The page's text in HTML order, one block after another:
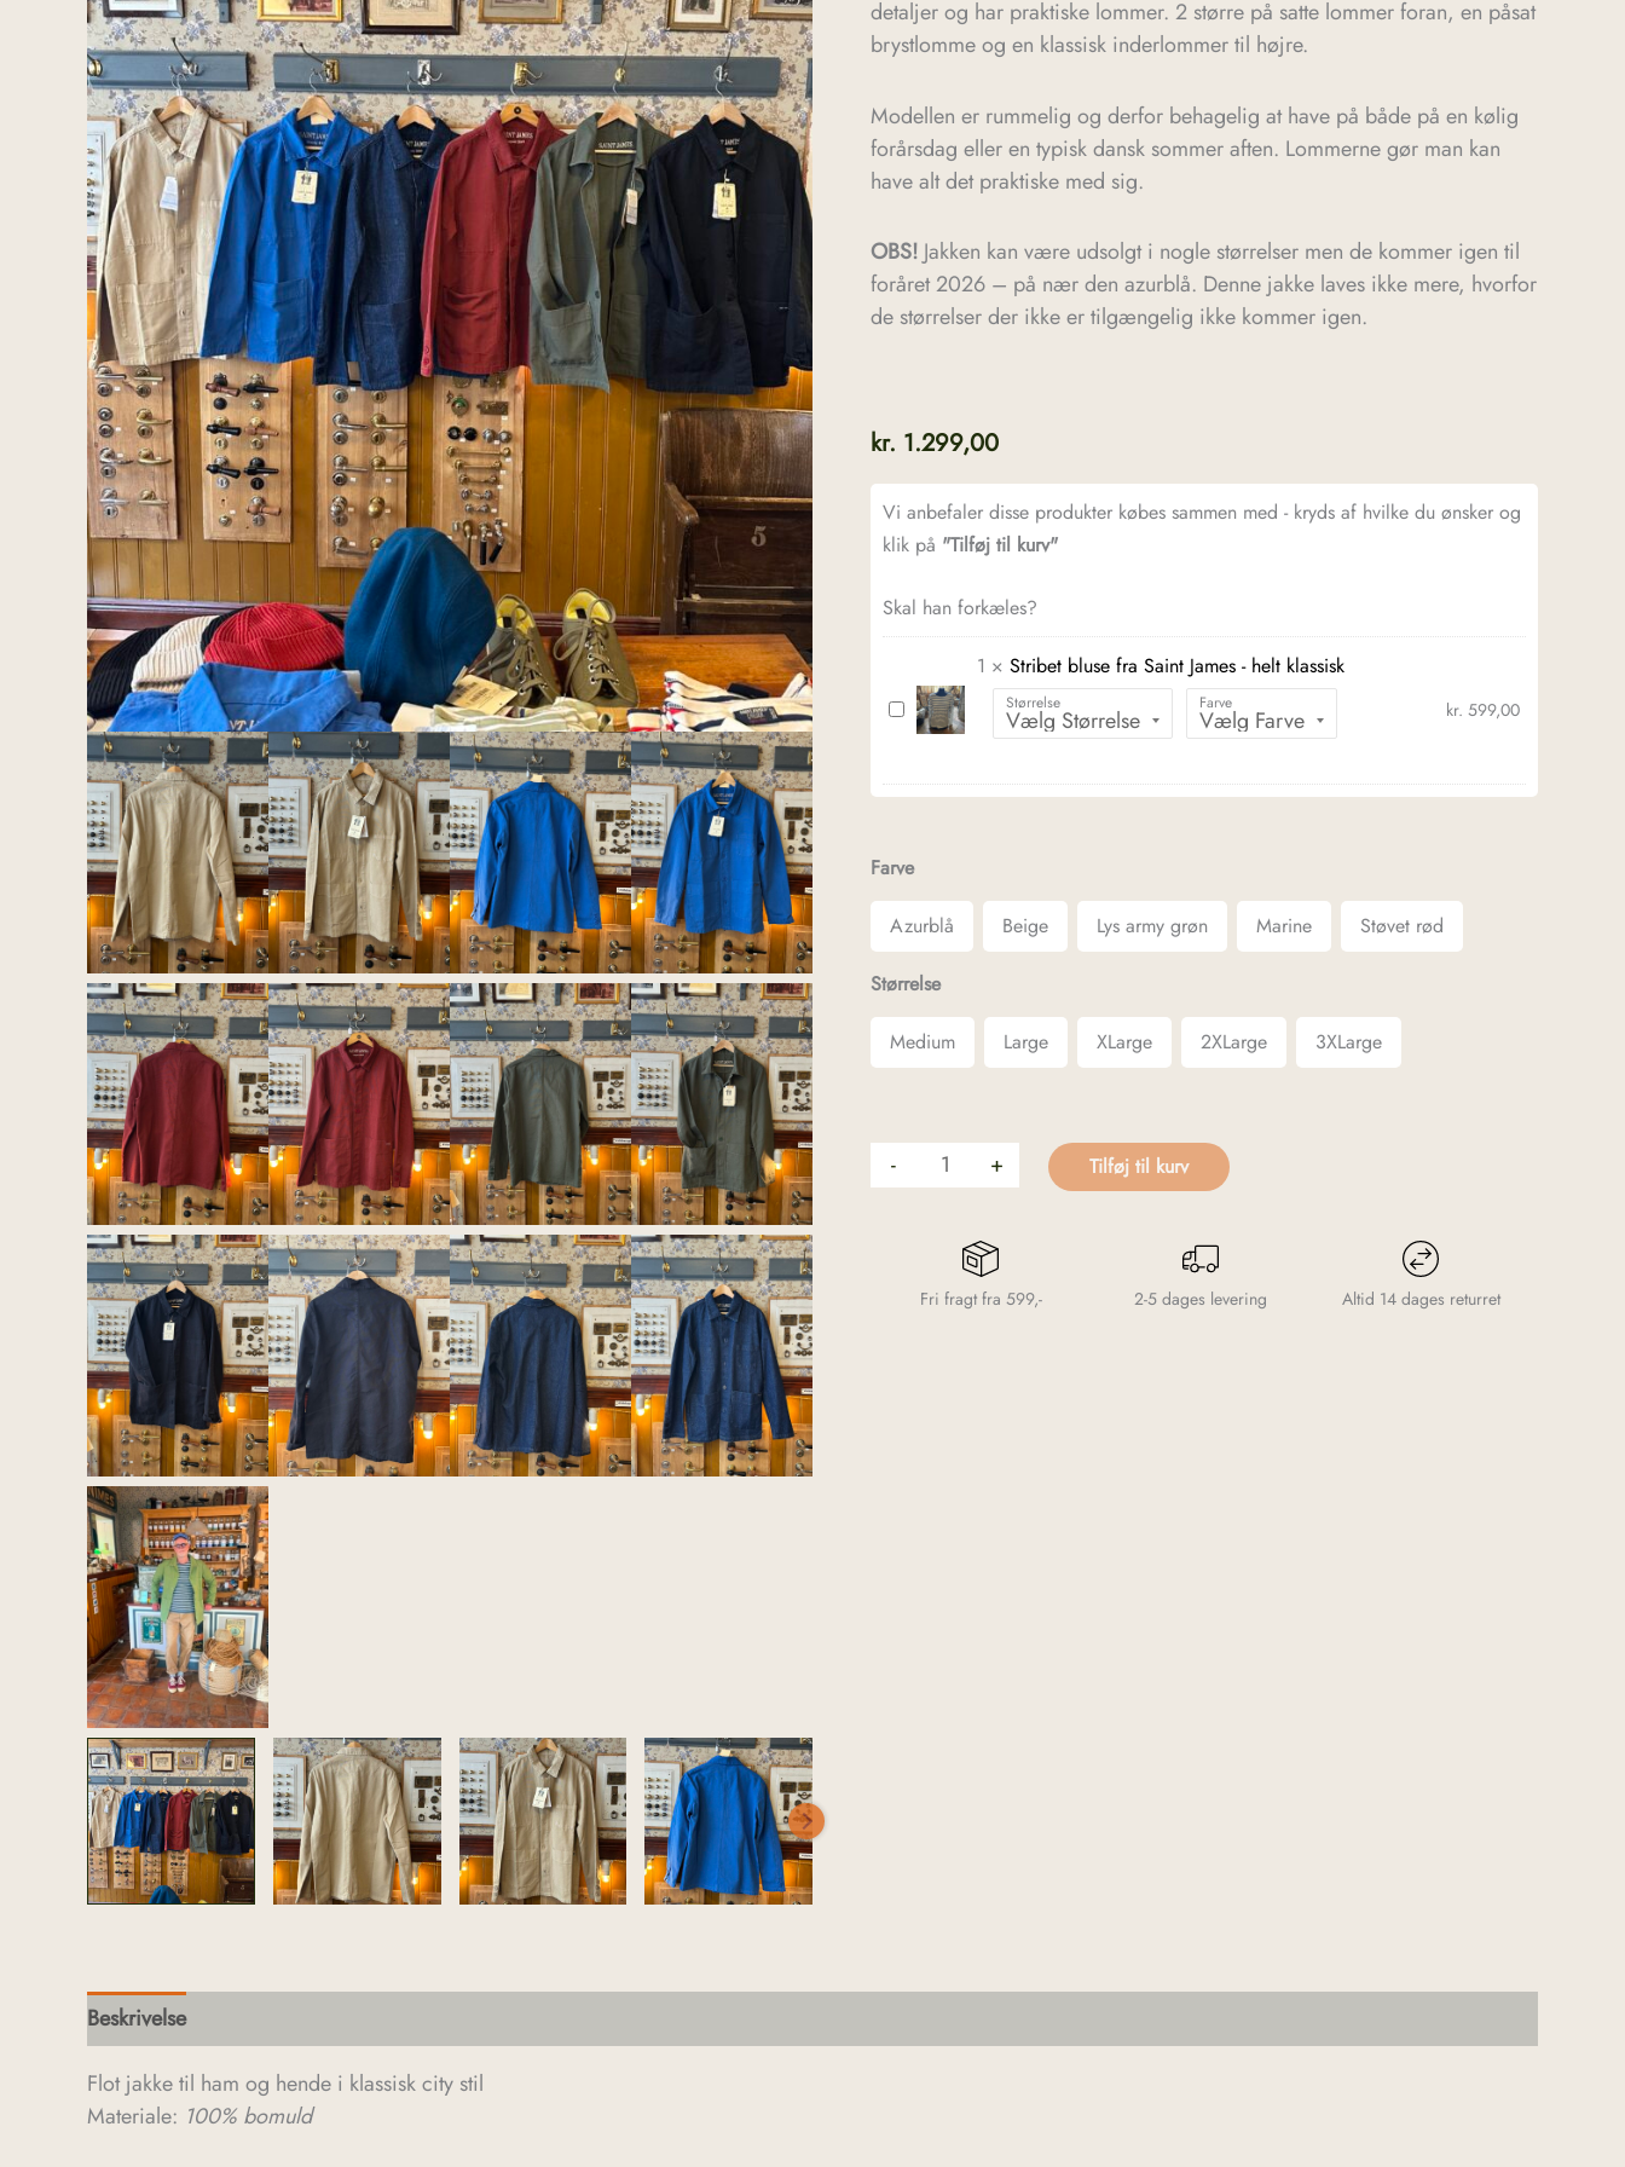
detaljer og har praktiske lommer. 2 større på satte lommer foran, en påsat
brystlomme og en klassisk inderlommer til højre.
Modellen er rummelig og derfor behagelig at have på både på en kølig
forårsdag eller en typisk dansk sommer aften. Lommerne gør man kan
have alt det praktiske med sig.
OBS! Jakken kan være udsolgt i nogle størrelser men de kommer igen til
foråret 2026 – på nær den azurblå. Denne jakke laves ikke mere, hvorfor
de størrelser der ikke er tilgængelig ikke kommer igen.
kr. 1.299,00
Vi anbefaler disse produkter købes sammen med - kryds af hvilke du ønsker og
klik på "Tilføj til kurv"
Skal han forkæles?
Stribet
bluse
-
helt
klassisk
1 × Stribet bluse fra Saint James - helt klassisk
Størrelse Farve kr. 599,00
Farve
Azurblå Beige Lys army grøn Marine Støvet rød
Størrelse
Medium Large XLarge 2XLarge 3XLarge
- + Tilføj til kurv
Fri fragt fra 599,- 2-5 dages levering Altid 14 dages returret
Beskrivelse
Flot jakke til ham og hende i klassisk city stil
Materiale: 100% bomuld